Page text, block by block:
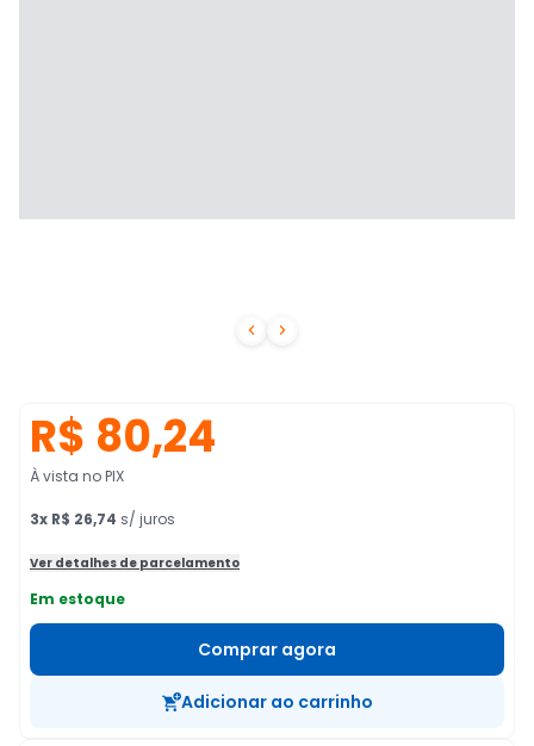
 
R$ 80,24
À vista no PIX
3x R$ 26,74 s/ juros
Ver detalhes de parcelamento
Em estoque
Comprar agora
Adicionar ao carrinho